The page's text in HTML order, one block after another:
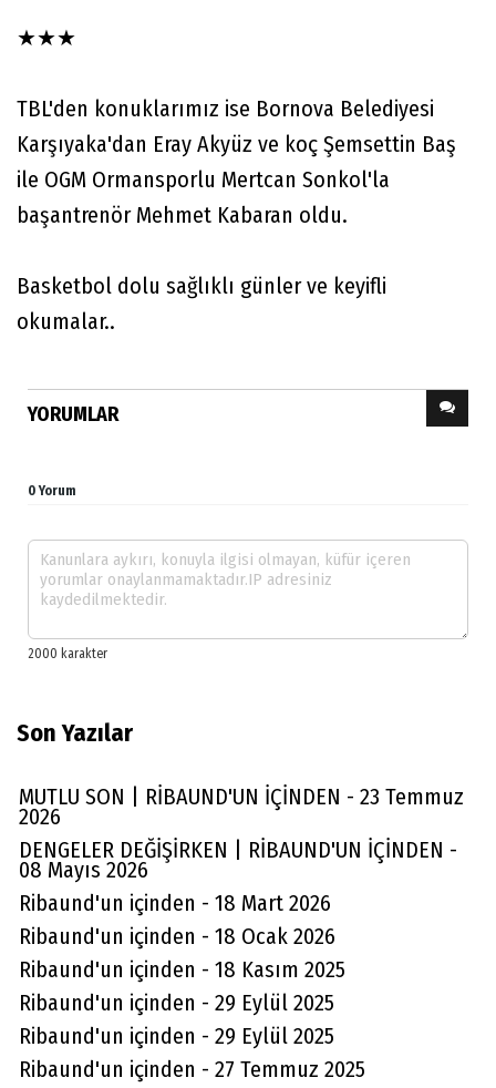
★★★
TBL'den konuklarımız ise Bornova Belediyesi
Karşıyaka'dan Eray Akyüz ve koç Şemsettin Baş
ile OGM Ormansporlu Mertcan Sonkol'la
başantrenör Mehmet Kabaran oldu.
Basketbol dolu sağlıklı günler ve keyifli
okumalar..
YORUMLAR
0 Yorum
Son Yazılar
MUTLU SON | RİBAUND'UN İÇİNDEN - 23 Temmuz
2026
DENGELER DEĞİŞİRKEN | RİBAUND'UN İÇİNDEN -
08 Mayıs 2026
Ribaund'un içinden - 18 Mart 2026
Ribaund'un içinden - 18 Ocak 2026
Ribaund'un içinden - 18 Kasım 2025
Ribaund'un içinden - 29 Eylül 2025
Ribaund'un içinden - 29 Eylül 2025
Ribaund'un içinden - 27 Temmuz 2025